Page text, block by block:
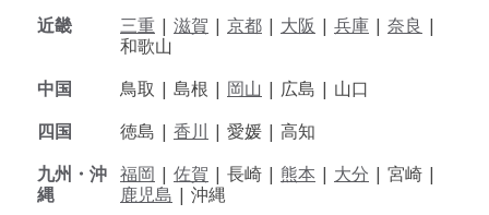
近畿
三重 | 滋賀 | 京都 | 大阪 | 兵庫 | 奈良 |
和歌山
中国
鳥取 | 島根 | 岡山 | 広島 | 山口
四国
徳島 | 香川 | 愛媛 | 高知
九州・沖
縄
福岡 | 佐賀 | 長崎 | 熊本 | 大分 | 宮崎 |
鹿児島 | 沖縄